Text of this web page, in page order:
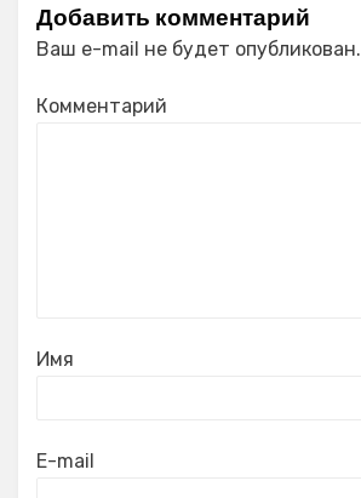
Добавить комментарий
Ваш e-mail не будет опубликован.
Комментарий
Имя
E-mail